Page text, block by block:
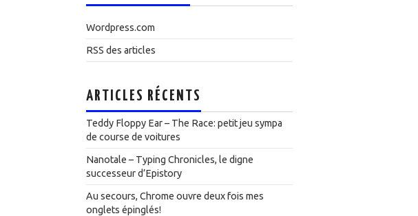
Wordpress.com
RSS des articles
ARTICLES RÉCENTS
Teddy Floppy Ear – The Race: petit jeu sympa
de course de voitures
Nanotale – Typing Chronicles, le digne
successeur d’Epistory
Au secours, Chrome ouvre deux fois mes
onglets épinglés!